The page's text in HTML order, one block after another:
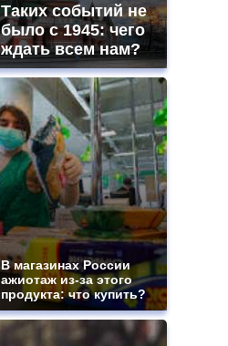
Таких событий не
было с 1945: чего
ждать всем нам?
В магазинах России
ажиотаж из-за этого
продукта: что купить?